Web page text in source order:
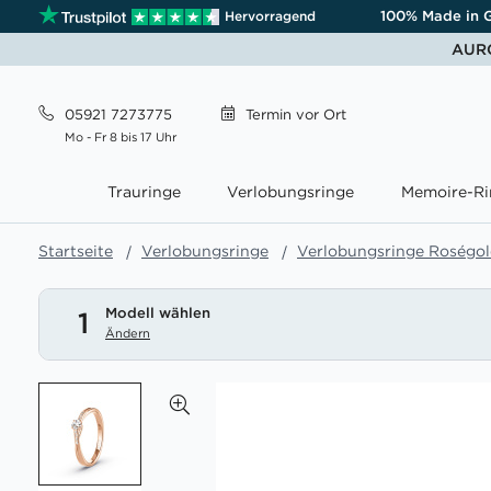
Hervorragend 100% Made in
05921 7273775
Mo - Fr 8 bis 17 Uhr
Termin vor Ort
Trauringe Verlobungsringe Memoire-
Startseite Verlobungsringe Verlobungsringe
1 Modell wählen
Ändern
Bildgalerie
springen